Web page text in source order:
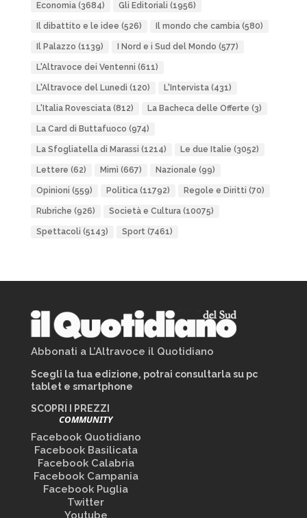
Economia(3684) Gli Editoriali (1956)
Il dibattito e le idee (526) Il mondo che cambia(580)
Il Palazzo (1139) I Nord e i Sud del Mondo (577)
L'Altravoce dei Ventenni (611)
L'Altravoce del Lunedì (120) L'Intervista(431)
L'Italia Rovesciata(812) La Bacheca delle Offerte (3)
La Card di Buttafuoco (974)
La Sfogliatella di Marassi (1214) Le due Italie (3052)
Lettere (62) Mimì (667) Nazionale (99)
Opinioni (559) Politica(11792) Regole e Diritti (70)
Rubriche (926) Società e Cultura(10075)
Spettacoli (5143) Sport(7461)
Abbonati a L’Altravoce il Quotidiano
Scegli la tua edizione, potrai consultarla su pc
tablet e smartphone
SCOPRI I PREZZI
COMMUNITY
Facebook Quotidiano
Facebook Basilicata
Facebook Calabria
Facebook Campania
Facebook Puglia
Twitter
Youtube